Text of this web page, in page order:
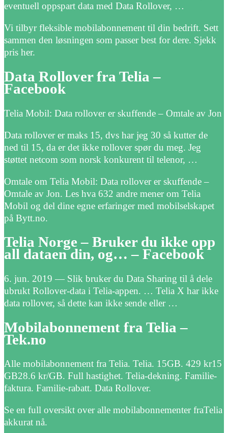
eventuell oppspart data med Data Rollover, …
Vi tilbyr fleksible mobilabonnement til din bedrift. Sett
sammen den løsningen som passer best for dere. Sjekk
pris her.
Data Rollover fra Telia –
Facebook
Telia Mobil: Data rollover er skuffende – Omtale av Jon
Data rollover er maks 15, dvs har jeg 30 så kutter de
ned til 15, da er det ikke rollover spør du meg. Jeg
støttet netcom som norsk konkurent til telenor, …
Omtale om Telia Mobil: Data rollover er skuffende –
Omtale av Jon. Les hva 632 andre mener om Telia
Mobil og del dine egne erfaringer med mobilselskapet
på Bytt.no.
Telia Norge – Bruker du ikke opp
all dataen din, og… – Facebook
6. jun. 2019 — Slik bruker du Data Sharing til å dele
ubrukt Rollover-data i Telia-appen. … Telia X har ikke
data rollover, så dette kan ikke sende eller …
Mobilabonnement fra Telia –
Tek.no
Alle mobilabonnement fra Telia. Telia. 15GB. 429 kr15
GB28.6 kr/GB. Full hastighet. Telia-dekning. Familie-
faktura. Familie-rabatt. Data Rollover.
Se en full oversikt over alle mobilabonnementer fraTelia
akkurat nå.